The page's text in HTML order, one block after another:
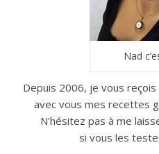
Nad
Depuis 2006, je vous
avec vous mes recettes
N’hésitez pas à me
si vous les